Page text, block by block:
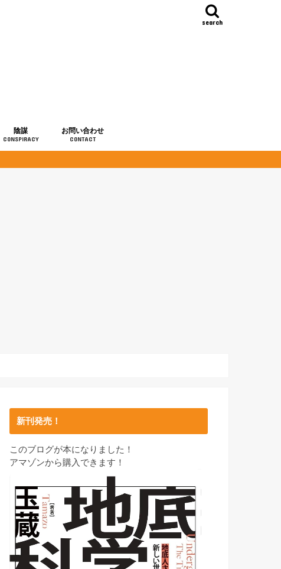
search
陰謀
CONSPIRACY
お問い合わせ
CONTACT
新刊発売！
このブログが本になりました！
アマゾンから購入できます！